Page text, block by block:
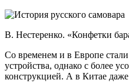
В. Нестеренко. «Конфетки
Со временем и в Европе
устройства, однако с более
конструкцией. А в Китае